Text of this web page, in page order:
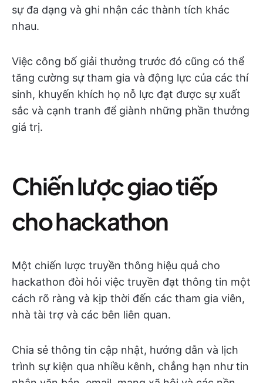
sự đa dạng và ghi nhận các thành tích khác
nhau.
Việc công bố giải thưởng trước đó cũng có thể
tăng cường sự tham gia và động lực của các thí
sinh, khuyến khích họ nỗ lực đạt được sự xuất
sắc và cạnh tranh để giành những phần thưởng
giá trị.
Chiến lược giao tiếp
cho hackathon
Một chiến lược truyền thông hiệu quả cho
hackathon đòi hỏi việc truyền đạt thông tin một
cách rõ ràng và kịp thời đến các tham gia viên,
nhà tài trợ và các bên liên quan.
Chia sẻ thông tin cập nhật, hướng dẫn và lịch
trình sự kiện qua nhiều kênh, chẳng hạn như tin